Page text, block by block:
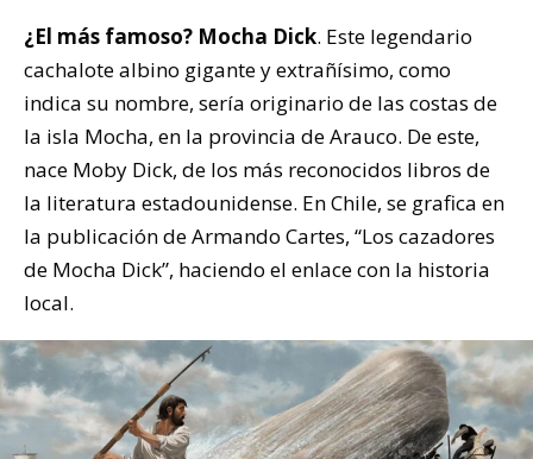
¿El más famoso? Mocha Dick. Este legendario
cachalote albino gigante y extrañísimo, como
indica su nombre, sería originario de las costas de
la isla Mocha, en la provincia de Arauco. De este,
nace Moby Dick, de los más reconocidos libros de
la literatura estadounidense. En Chile, se grafica en
la publicación de Armando Cartes, “Los cazadores
de Mocha Dick”, haciendo el enlace con la historia
local.